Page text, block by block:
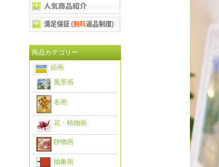
商品カテゴリー
絵画
風景画
名画
花・植物画
静物画
抽象画